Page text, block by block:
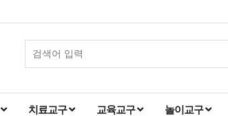
치료교구 교육교구 놀이교구